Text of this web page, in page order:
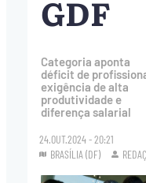
GDF
Categoria aponta
déficit de
exigência de alta
produtividade e
diferença salarial
24.OUT.2024 - 20:21
BRASÍLIA (DF)